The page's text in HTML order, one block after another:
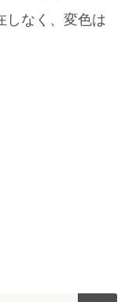
しなく、変色は